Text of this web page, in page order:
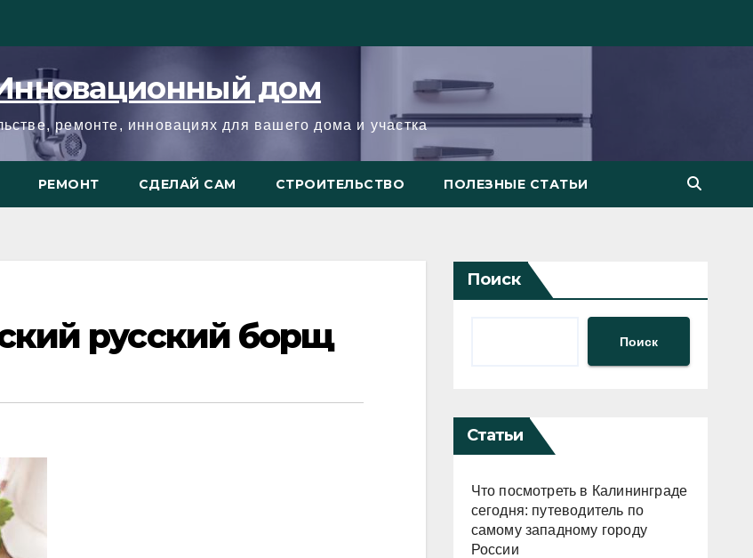
дом
ремонте, инновациях для вашего дома и участка
РЕМОНТ СДЕЛАЙ САМ СТРОИТЕЛЬСТВО ПОЛЕЗНЫЕ СТАТЬИ
русский борщ
Поиск
Поиск
Статьи
Что посмотреть в Калининграде
сегодня: путеводитель по
самому западному городу
России